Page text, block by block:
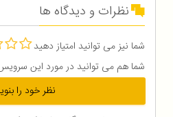
نظرات و دیدگاه ها
شما نیز می توانید امتیاز دهید
شما هم می توانید در مورد این
نظر خود را